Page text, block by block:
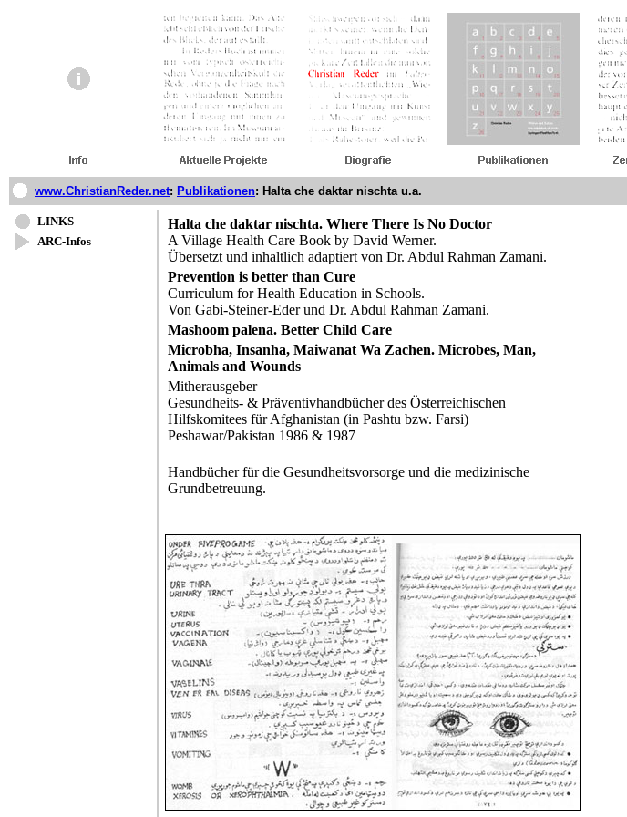
www.ChristianReder.net: Publikationen: Halta che daktar nischta u.a.
LINKS
ARC-Infos
Halta che daktar nischta. Where There Is No Doctor
A Village Health Care Book by David Werner.
Übersetzt und inhaltlich adaptiert von Dr. Abdul Rahman Zamani.
Prevention is better than Cure
Curriculum for Health Education in Schools.
Von Gabi-Steiner-Eder und Dr. Abdul Rahman Zamani.
Mashoom palena. Better Child Care
Microbha, Insanha, Maiwanat Wa Zachen. Microbes, Man,
Animals and Wounds
Mitherausgeber
Gesundheits- & Präventivhandbücher des Österreichischen
Hilfskomitees für Afghanistan (in Pashtu bzw. Farsi)
Peshawar/Pakistan 1986 & 1987
Handbücher für die Gesundheitsvorsorge und die medizinische
Grundbetreuung.